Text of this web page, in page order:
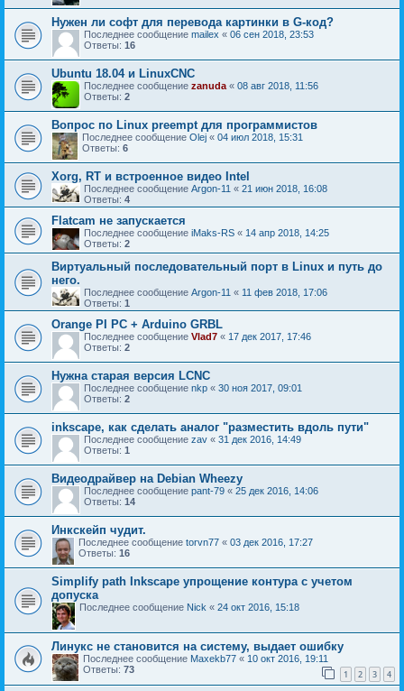
Нужен ли софт для перевода картинки в G-код?
Последнее сообщение mailex « 06 сен 2018, 23:53
Ответы: 16
Ubuntu 18.04 и LinuxCNC
Последнее сообщение zanuda « 08 авг 2018, 11:56
Ответы: 2
Вопрос по Linux preempt для программистов
Последнее сообщение Olej « 04 июл 2018, 15:31
Ответы: 6
Xorg, RT и встроенное видео Intel
Последнее сообщение Argon-11 « 21 июн 2018, 16:08
Ответы: 4
Flatcam не запускается
Последнее сообщение iMaks-RS « 14 апр 2018, 14:25
Ответы: 2
Виртуальный последовательный порт в Linux и путь до
него.
Последнее сообщение Argon-11 « 11 фев 2018, 17:06
Ответы: 1
Orange PI PC + Arduino GRBL
Последнее сообщение Vlad7 « 17 дек 2017, 17:46
Ответы: 2
Нужна старая версия LCNC
Последнее сообщение nkp « 30 ноя 2017, 09:01
Ответы: 2
inkscape, как сделать аналог "разместить вдоль пути"
Последнее сообщение zav « 31 дек 2016, 14:49
Ответы: 1
Видеодрайвер на Debian Wheezy
Последнее сообщение pant-79 « 25 дек 2016, 14:06
Ответы: 14
Инкскейп чудит.
Последнее сообщение torvn77 « 03 дек 2016, 17:27
Ответы: 16
Simplify path Inkscape упрощение контура с учетом
допуска
Последнее сообщение Nick « 24 окт 2016, 15:18
Линукс не становится на систему, выдает ошибку
Последнее сообщение Maxekb77 « 10 окт 2016, 19:11
Ответы: 73 1 2 3 4